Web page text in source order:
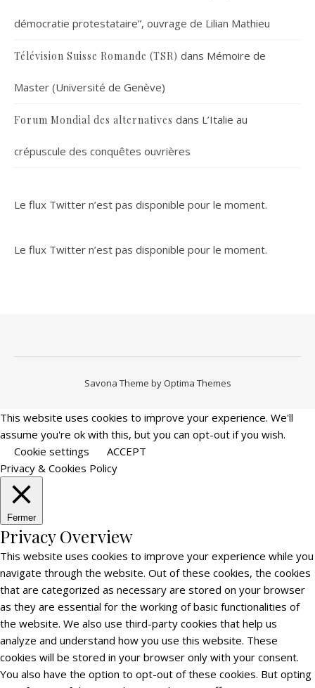
démocratie protestataire”, ouvrage de Lilian Mathieu
Télévision Suisse Romande (TSR) dans Mémoire de
Master (Université de Genève)
Forum Mondial des alternatives dans L’Italie au
crépuscule des conquêtes ouvrières
Le flux Twitter n’est pas disponible pour le moment.
Le flux Twitter n’est pas disponible pour le moment.
Savona Theme by Optima Themes
This website uses cookies to improve your experience. We'll
assume you're ok with this, but you can opt-out if you wish.
Cookie settings
ACCEPT
Privacy & Cookies Policy
Fermer
Privacy Overview
This website uses cookies to improve your experience while you
navigate through the website. Out of these cookies, the cookies
that are categorized as necessary are stored on your browser
as they are essential for the working of basic functionalities of
the website. We also use third-party cookies that help us
analyze and understand how you use this website. These
cookies will be stored in your browser only with your consent.
You also have the option to opt-out of these cookies. But opting